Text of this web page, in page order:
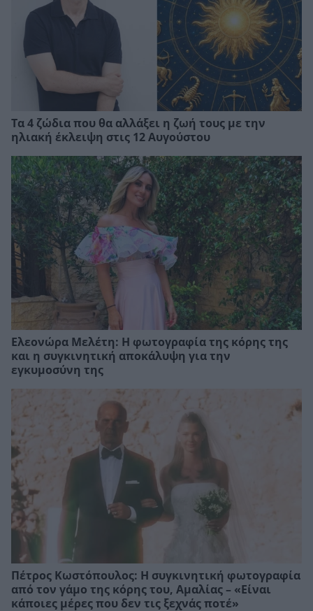
Τα 4 ζώδια που θα αλλάξει η ζωή τους με την
ηλιακή έκλειψη στις 12 Αυγούστου
Ελεονώρα Μελέτη: Η φωτογραφία της κόρης της
και η συγκινητική αποκάλυψη για την
εγκυμοσύνη της
Πέτρος Κωστόπουλος: Η συγκινητική φωτογραφία
από τον γάμο της κόρης του, Αμαλίας – «Είναι
κάποιες μέρες που δεν τις ξεχνάς ποτέ»